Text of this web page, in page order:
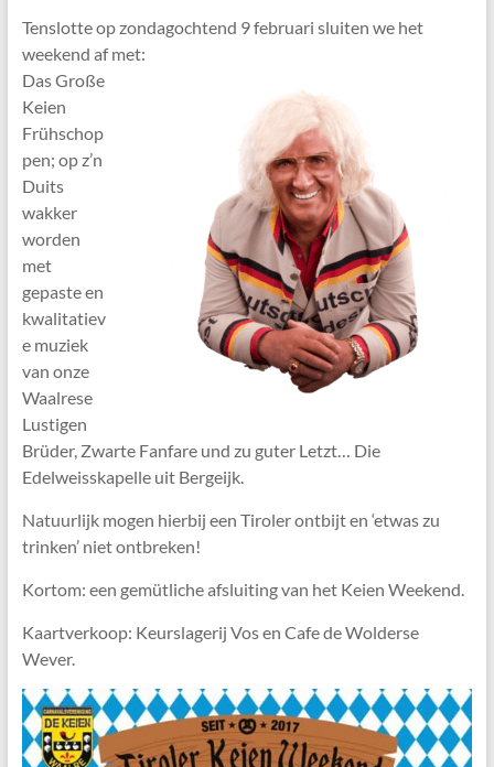
Tenslotte op zondagochtend 9 februari sluiten we het
weekend af met:
Das Große
Keien
Frühschop
pen; op z’n
Duits
wakker
worden
met
gepaste en
kwalitatiev
e muziek
van onze
Waalrese
Lustigen
Brüder, Zwarte Fanfare und zu guter Letzt… Die
Edelweisskapelle uit Bergeijk.
Natuurlijk mogen hierbij een Tiroler ontbijt en ‘etwas zu
trinken’ niet ontbreken!
Kortom: een gemütliche afsluiting van het Keien Weekend.
Kaartverkoop: Keurslagerij Vos en Cafe de Wolderse
Wever.